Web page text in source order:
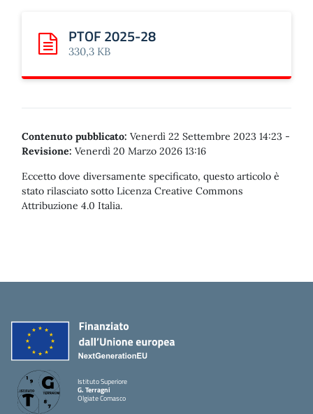
Scarica: PTOF 2025-28
PTOF 2025-28
330,3 KB
Contenuto pubblicato: Venerdì 22 Settembre 2023 14:23 -
Revisione: Venerdì 20 Marzo 2026 13:16
Eccetto dove diversamente specificato, questo articolo è
stato rilasciato sotto Licenza Creative Commons
Attribuzione 4.0 Italia.
Istituto Superiore
G. Terragni
Olgiate Comasco